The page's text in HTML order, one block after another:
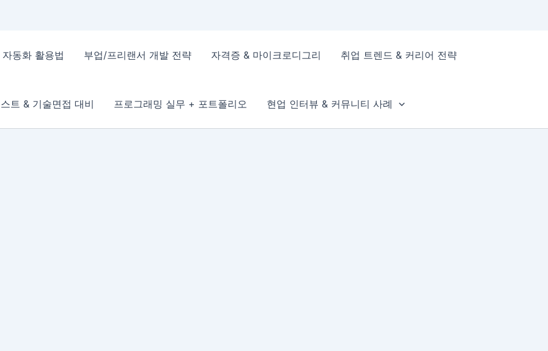
동화 활용법 부업/프리랜서 개발 전략 자격증 & 마이크로디그리 취업 트렌드 & 커리어 전략
트 & 기술면접 대비 프로그래밍 실무 + 포트폴리오 현업 인터뷰 & 커뮤니티 사례